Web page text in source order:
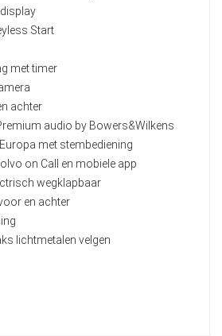
Start
met timer
achter
audio by Bowers&Wilkens
met stembediening
on Call en mobiele app
wegklapbaar
en achter
lichtmetalen velgen